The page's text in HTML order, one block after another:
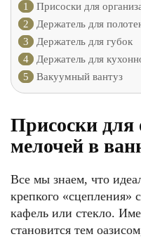
1
Присоски для
2
Держатель для
3
Держатель для губок
4
Держатель для
5
Вакуумный вантуз
Присоски для
мелочей в
Все мы знаем, что
крепкого «сцепления»
кафель или стекло.
становится тем